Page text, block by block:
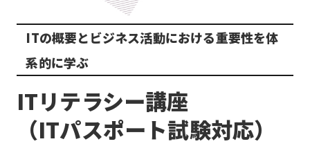
ITの概要とビジネス活動における重要性を体
系的に学ぶ
ITリテラシー講座
（ITパスポート試験対応）